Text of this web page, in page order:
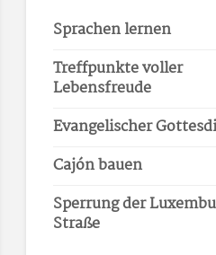
Sprachen lernen
Treffpunkte voller
Lebensfreude
Evangelischer
Cajón bauen
Sperrung der
Straße